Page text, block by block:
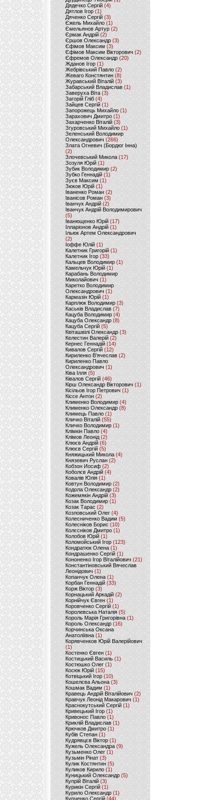
Дядечко Сергій (4)
Дятлов Ігор (1)
Дяченко Сергій (3)
Єжель Михайло (1)
Ємельянов Артур (2)
Єрмак Андрій (2)
Єршов Олександр (3)
Єфімов Максим (3)
Єфімов Максим Вікторович (2)
Єфремов Олександр (20)
Жданов Ігор (1)
Жебрівський Павло (2)
Жеваго Констянтин (8)
Журавський Віталій (3)
Забарський Владислав (1)
Заверуха Віта (3)
Загорій Гліб (4)
Зайцев Сергій(1)
Запорожець Михайло (1)
Зарахович Дмитро (1)
Захарченко Віталій (3)
Згуровський Михайло (1)
Зеленський Володимир
Олександрович (266)
Злата Огневич (Бордюг Інна)
(2)
Злочевський Микола(17)
Зозуля Юрій (1)
Зубик Володимир (2)
Зубко Геннадій (1)
Зуєв Максим(1)
Зюков Юрій (1)
Іваненко Роман (2)
Іванісов Роман (3)
Іванчук Андрій(2)
Іванчук Андрій Володимирович
(5)
Іванющенко Юрій (17)
Ілларіонов Андрій (1)
Ільюк Артем Олександрович
(2)
Іоффе Юлій (1)
Калетник Григорій(1)
Калетник Ігор (33)
Кальцев Володимир(1)
Камельчук Юрій (1)
Карабань Володимир
Миколайович (1)
Каретко Володимир
Олександрович (1)
Кармазін Юрій(1)
Карплюк Володимир(3)
Каськів Владислав (7)
Кацуба Володимир (4)
Кацуба Олександр (8)
Кацуба Сергій (5)
Квіташвілі Олександр(3)
Келестин Валерій(2)
Кернес Геннадій (14)
Кивалов Сергій (12)
Кириленко В’ячеслав (2)
Кириленко Павло
Олександрович (1)
Ківа Ілля (5)
Ківалов Сергій(46)
Кірш Олександр Вікторович (1)
Кісільов Ігор Петрович (1)
Кіссе Антон (2)
Клименко Володимир(4)
Клименко Олександр (8)
Климець Павло (1)
Кличко Віталій(55)
Кличко Володимир (1)
Клімкін Павло (4)
Клімов Леонід(2)
Клюєв Андрій(6)
Клюєв Сергій (5)
Княжицький Микола(4)
Князевич Руслан (2)
Кобзон Иосиф(2)
Коболєв Андрій (4)
Ковалів Юлія(1)
Ковтун Володимир (2)
Кодола Олександр (2)
Кожемякін Андрій (3)
Козак Володимир (1)
Козак Тарас (2)
Козловський Олег(4)
Колесниченко Вадим (5)
Колесніков Борис (10)
Колєсніков Дмитро (1)
Колобов Юрій (1)
Коломойський Ігор (123)
Кондратюк Олена(1)
Кондрашенко Сергій (1)
Кононенко Ігор Віталійович (21)
Константіновський Вячеслав
Леонідович (1)
Копанчук Олена (1)
Корбан Геннадій (33)
Корж Віктор (3)
Корнацький Аркадій (2)
Корнійчук Євген (1)
Коровченко Сергій (1)
Королевська Наталія(5)
Король Марія Григорівна (1)
Король Олександр (16)
Корчинська Оксана
Анатоліївна (1)
Корявченков Юрій Валерійович
(1)
Костенко Євген (1)
Костицький Василь (1)
Костюшко Олег (1)
Косюк Юрій (15)
Котвіцький Ігор (10)
Кошелєва Альона(3)
Кошмак Вадим (1)
Кравець Андрій Віталійович (2)
Кравчук Леонід Макарович (1)
Краснокутський Сергій (1)
Кривецький Ігор (1)
Кривонос Павло (1)
Криклій Владислав (1)
Крючков Дмитро(1)
Кубів Степан(1)
Кудрявцєв Віктор (1)
Кужель Олександра (9)
Кузьменко Олег (1)
Кузьмін Рінат(3)
Кулик Костянтин(5)
Куликов Кирило (1)
Куницький Олександр (5)
Купрій Віталій (3)
Курикін Сергій(1)
Курило Олександр (1)
Курченко Сергій (44)